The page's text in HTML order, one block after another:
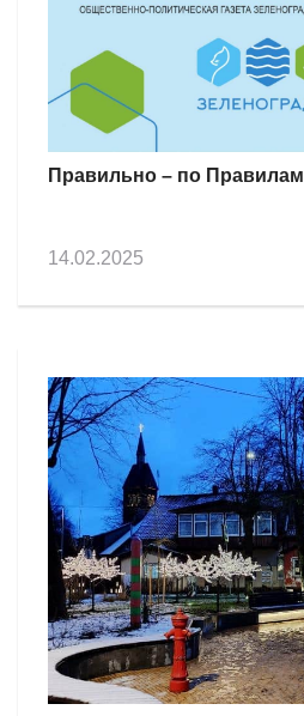
Правильно – по Правилам
14.02.2025